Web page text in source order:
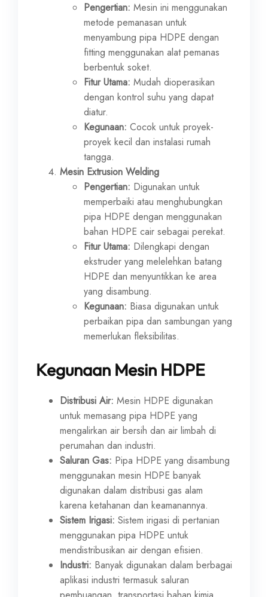
Pengertian: Mesin ini menggunakan
metode pemanasan untuk
menyambung pipa HDPE dengan
fitting menggunakan alat pemanas
berbentuk soket.
Fitur Utama: Mudah dioperasikan
dengan kontrol suhu yang dapat
diatur.
Kegunaan: Cocok untuk proyek-
proyek kecil dan instalasi rumah
tangga.
Mesin Extrusion Welding
Pengertian: Digunakan untuk
memperbaiki atau menghubungkan
pipa HDPE dengan menggunakan
bahan HDPE cair sebagai perekat.
Fitur Utama: Dilengkapi dengan
ekstruder yang melelehkan batang
HDPE dan menyuntikkan ke area
yang disambung.
Kegunaan: Biasa digunakan untuk
perbaikan pipa dan sambungan yang
memerlukan fleksibilitas.
Kegunaan Mesin HDPE
Distribusi Air: Mesin HDPE digunakan
untuk memasang pipa HDPE yang
mengalirkan air bersih dan air limbah di
perumahan dan industri.
Saluran Gas: Pipa HDPE yang disambung
menggunakan mesin HDPE banyak
digunakan dalam distribusi gas alam
karena ketahanan dan keamanannya.
Sistem Irigasi: Sistem irigasi di pertanian
menggunakan pipa HDPE untuk
mendistribusikan air dengan efisien.
Industri: Banyak digunakan dalam berbagai
aplikasi industri termasuk saluran